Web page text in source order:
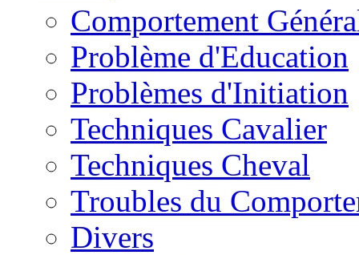
Comportement
Problème d'Education
Problèmes d'Initiation
Techniques Cavalier
Techniques Cheval
Troubles du
Divers